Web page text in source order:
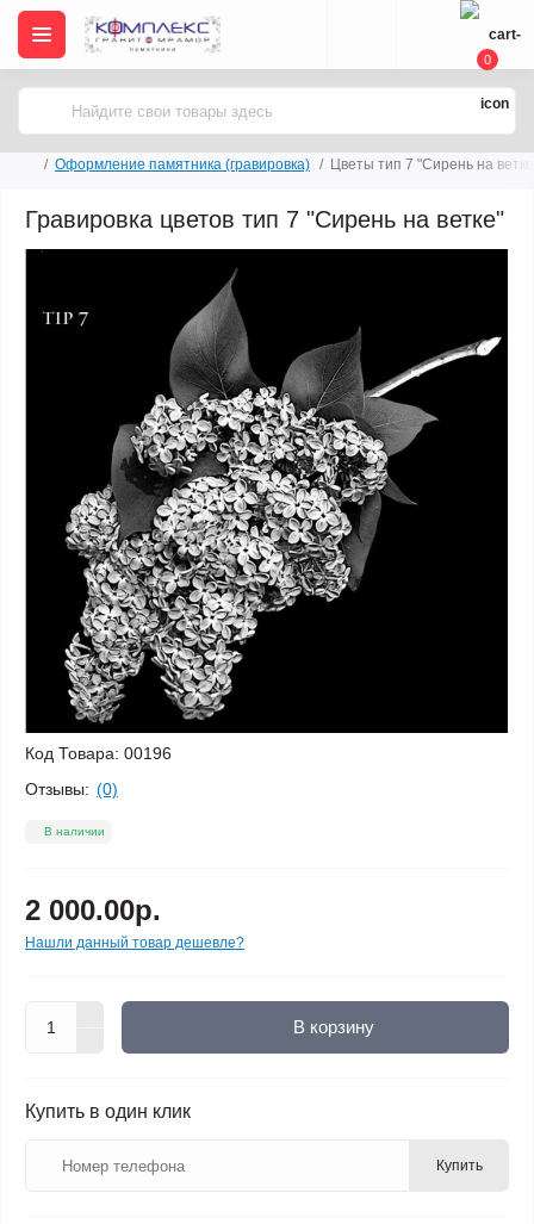
0
Оформление памятника (гравировка) Цветы тип 7 "Сирень на
Гравировка цветов тип 7 "Сирень на ветке"
Код Товара: 00196
Отзывы: (0)
В наличии
2 000.00р.
Нашли данный товар дешевле?
В корзину
Купить в один клик
Купить